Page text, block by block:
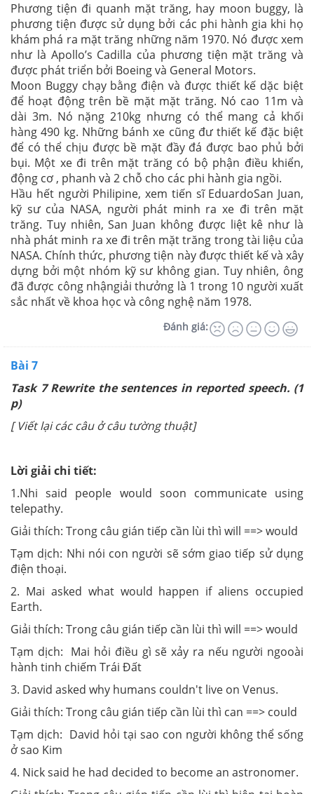
Phương tiện đi quanh mặt trăng, hay moon buggy, là
phương tiện được sử dụng bởi các phi hành gia khi họ
khám phá ra mặt trăng những năm 1970. Nó được xem
như là Apollo’s Cadilla của phương tiện mặt trăng và
được phát triển bởi Boeing và General Motors.
Moon Buggy chạy bằng điện và được thiết kế dặc biệt
để hoạt động trên bề mặt mặt trăng. Nó cao 11m và
dài 3m. Nó nặng 210kg nhưng có thể mang cả khối
hàng 490 kg. Những bánh xe cũng đư thiết kế đặc biệt
để có thể chịu được bề mặt đầy đá được bao phủ bởi
bụi. Một xe đi trên mặt trăng có bộ phận điều khiển,
động cơ , phanh và 2 chỗ cho các phi hành gia ngồi.
Hầu hết người Philipine, xem tiến sĩ EduardoSan Juan,
kỹ sư của NASA, người phát minh ra xe đi trên mặt
trăng. Tuy nhiên, San Juan không được liệt kê như là
nhà phát minh ra xe đi trên mặt trăng trong tài liệu của
NASA. Chính thức, phương tiện này được thiết kế và xây
dựng bởi một nhóm kỹ sư không gian. Tuy nhiên, ông
đã được công nhậngiải thưởng là 1 trong 10 người xuất
sắc nhất về khoa học và công nghệ năm 1978.
Đánh giá:
Bài 7
Task 7 Rewrite the sentences in reported speech. (1
p)
[ Viết lại các câu ở câu tường thuật]
Lời giải chi tiết:
1.Nhi said people would soon communicate using
telepathy.
Giải thích: Trong câu gián tiếp cần lùi thì will ==> would
Tạm dịch: Nhi nói con người sẽ sớm giao tiếp sử dụng
điện thoại.
2. Mai asked what would happen if aliens occupied
Earth.
Giải thích: Trong câu gián tiếp cần lùi thì will ==> would
Tạm dịch: Mai hỏi điều gì sẽ xảy ra nếu người ngooài
hành tinh chiếm Trái Đất
3. David asked why humans couldn't live on Venus.
Giải thích: Trong câu gián tiếp cần lùi thì can ==> could
Tạm dịch: David hỏi tại sao con người không thể sống
ở sao Kim
4. Nick said he had decided to become an astronomer.